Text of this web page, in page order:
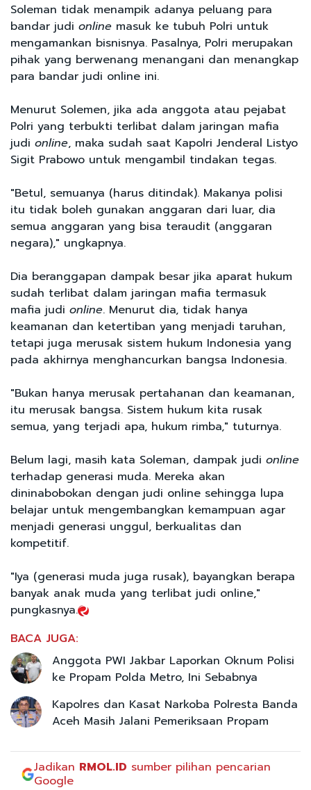
Soleman tidak menampik adanya peluang para
bandar judi online masuk ke tubuh Polri untuk
mengamankan bisnisnya. Pasalnya, Polri merupakan
pihak yang berwenang menangani dan menangkap
para bandar judi online ini.
Menurut Solemen, jika ada anggota atau pejabat
Polri yang terbukti terlibat dalam jaringan mafia
judi online, maka sudah saat Kapolri Jenderal Listyo
Sigit Prabowo untuk mengambil tindakan tegas.
"Betul, semuanya (harus ditindak). Makanya polisi
itu tidak boleh gunakan anggaran dari luar, dia
semua anggaran yang bisa teraudit (anggaran
negara)," ungkapnya.
Dia beranggapan dampak besar jika aparat hukum
sudah terlibat dalam jaringan mafia termasuk
mafia judi online. Menurut dia, tidak hanya
keamanan dan ketertiban yang menjadi taruhan,
tetapi juga merusak sistem hukum Indonesia yang
pada akhirnya menghancurkan bangsa Indonesia.
"Bukan hanya merusak pertahanan dan keamanan,
itu merusak bangsa. Sistem hukum kita rusak
semua, yang terjadi apa, hukum rimba," tuturnya.
Belum lagi, masih kata Soleman, dampak judi online
terhadap generasi muda. Mereka akan
dininabobokan dengan judi online sehingga lupa
belajar untuk mengembangkan kemampuan agar
menjadi generasi unggul, berkualitas dan
kompetitif.
"Iya (generasi muda juga rusak), bayangkan berapa
banyak anak muda yang terlibat judi online,"
pungkasnya.
BACA JUGA:
Anggota PWI Jakbar Laporkan Oknum Polisi
ke Propam Polda Metro, Ini Sebabnya
Kapolres dan Kasat Narkoba Polresta Banda
Aceh Masih Jalani Pemeriksaan Propam
Jadikan RMOL.ID sumber pilihan pencarian
Google